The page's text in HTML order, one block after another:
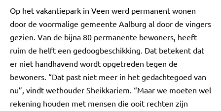
Op het vakantiepark in Veen werd permanent wonen
door de voormalige gemeente Aalburg al door de vingers
gezien. Van de bijna 80 permanente bewoners, heeft
ruim de helft een gedoogbeschikking. Dat betekent dat
er niet handhavend wordt opgetreden tegen de
bewoners. “Dat past niet meer in het gedachtegoed van
nu”, vindt wethouder Sheikkariem. “Maar we moeten wel
rekening houden met mensen die ooit rechten zijn